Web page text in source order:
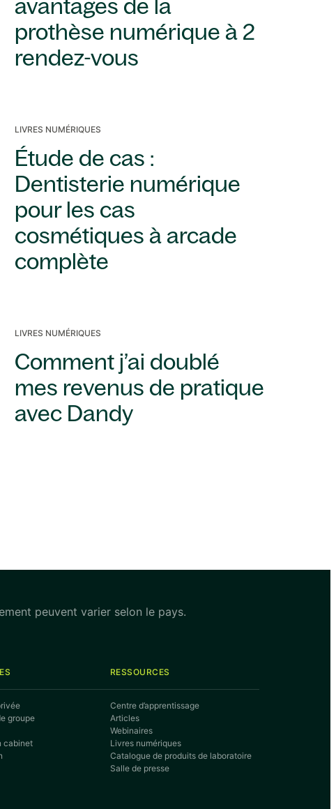
avantages de la
prothèse numérique à 2
rendez-vous
LIVRES NUMÉRIQUES
Étude de cas :
Dentisterie numérique
pour les cas
cosmétiques à arcade
complète
LIVRES NUMÉRIQUES
Comment j’ai doublé
mes revenus de pratique
avec Dandy
peuvent varier selon le pays.
groupe
cabinet
RESSOURCES
Centre d’apprentissage
Articles
Webinaires
Livres numériques
Catalogue de produits de laboratoire
Salle de presse